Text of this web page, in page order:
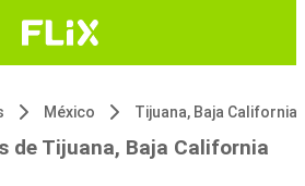
México Tijuana, Baja California
de Tijuana, Baja California